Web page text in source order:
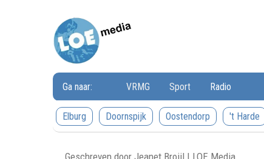
Ga naar: VRMG Sport Radio
Elburg
Doornspijk Oostendorp 't Harde
Geschreven door Jeanet Broijl | LOE Media